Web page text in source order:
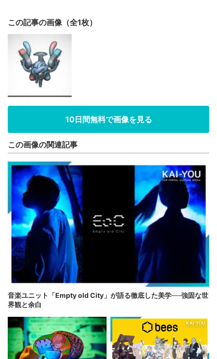
この記事の画像（全1枚）
10日間無料で画像を見る
この画像の関連記事
音楽ユニット「Empty old City」が語る徹底した美学──強固な世
界観と余白